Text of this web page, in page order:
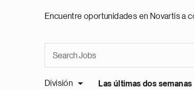
Encuentre oportunidades en Novartis a
División Las últimas dos semanas